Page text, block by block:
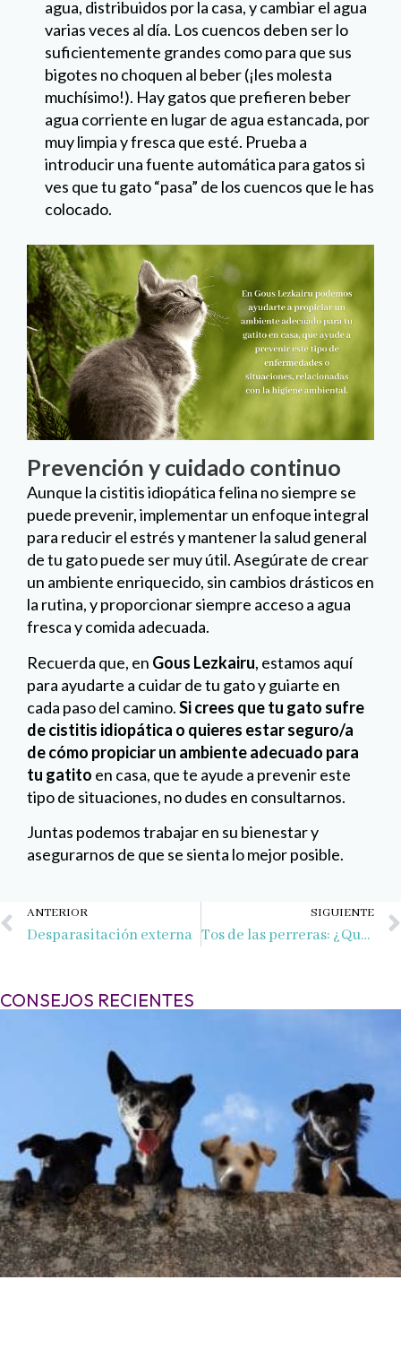
agua, distribuidos por la casa, y cambiar el agua
varias veces al día. Los cuencos deben ser lo
suficientemente grandes como para que sus
bigotes no choquen al beber (¡les molesta
muchísimo!). Hay gatos que prefieren beber
agua corriente en lugar de agua estancada, por
muy limpia y fresca que esté. Prueba a
introducir una fuente automática para gatos si
ves que tu gato “pasa” de los cuencos que le has
colocado.
Prevención y cuidado continuo
Aunque la cistitis idiopática felina no siempre se
puede prevenir, implementar un enfoque integral
para reducir el estrés y mantener la salud general
de tu gato puede ser muy útil. Asegúrate de crear
un ambiente enriquecido, sin cambios drásticos en
la rutina, y proporcionar siempre acceso a agua
fresca y comida adecuada.
Recuerda que, en Gous Lezkairu, estamos aquí
para ayudarte a cuidar de tu gato y guiarte en
cada paso del camino.Si crees que tu gato sufre
de cistitis idiopática o quieres estar seguro/a
de cómo propiciar un ambiente adecuado para
tu gatito en casa, que te ayude a prevenir este
tipo de situaciones, no dudes en consultarnos.
Juntas podemos trabajar en su bienestar y
asegurarnos de que se sienta lo mejor posible.
Ant
ANTERIOR
Desparasitación externa
SIGUIENTE
Tos de las perreras: ¿Qué es y cómo puedes proteger a tu perro?
CONSEJOS RECIENTES